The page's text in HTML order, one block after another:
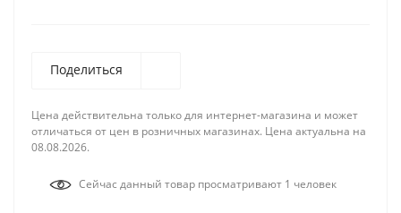
Поделиться
Цена действительна только для интернет-магазина и может
отличаться от цен в розничных магазинах. Цена актуальна на
08.08.2026.
Сейчас данный товар просматривают 1 человек